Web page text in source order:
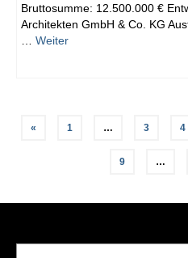
Bruttosumme: 12.500.000 €
Architekten GmbH & Co. KG
Weiter
Beitragsnavigation
« 1 … 3 4
9 …